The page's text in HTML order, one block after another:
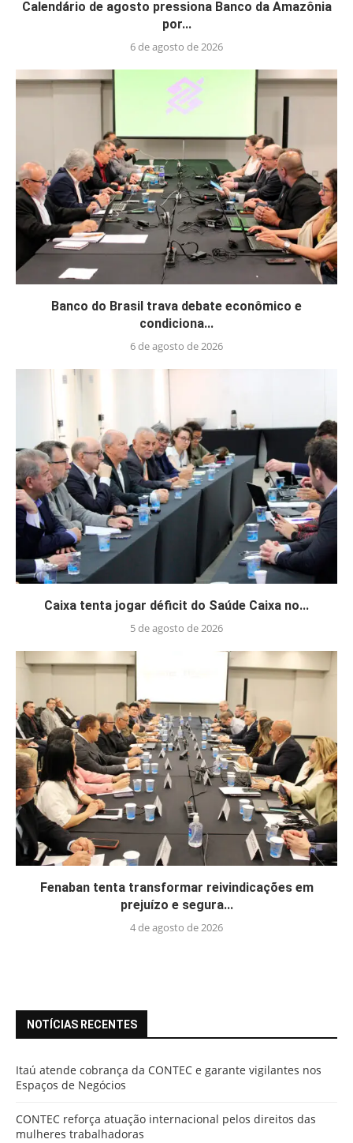
Calendário de agosto pressiona Banco da Amazônia
por...
6 de agosto de 2026
Banco do Brasil trava debate econômico e
condiciona...
6 de agosto de 2026
Caixa tenta jogar déficit do Saúde Caixa no...
5 de agosto de 2026
Fenaban tenta transformar reivindicações em
prejuízo e segura...
4 de agosto de 2026
NOTÍCIAS RECENTES
Itaú atende cobrança da CONTEC e garante vigilantes nos
Espaços de Negócios
CONTEC reforça atuação internacional pelos direitos das
mulheres trabalhadoras